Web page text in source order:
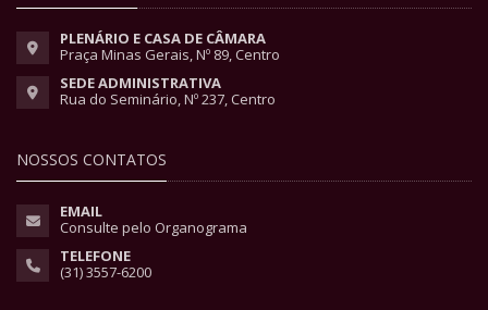
PLENÁRIO E CASA DE CÂMARA
Praça Minas Gerais, Nº 89, Centro
SEDE ADMINISTRATIVA
Rua do Seminário, Nº 237, Centro
NOSSOS CONTATOS
EMAIL
Consulte pelo Organograma
TELEFONE
(31) 3557-6200